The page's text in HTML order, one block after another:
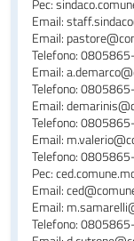
Pec:
Email:
Email:
Telefono:
Email:
Telefono:
Email:
Telefono:
Email:
Telefono:
Pec:
Email:
Email:
Telefono: